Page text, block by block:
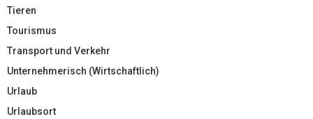
Tieren
Tourismus
Transport und Verkehr
Unternehmerisch (Wirtschaftlich)
Urlaub
Urlaubsort